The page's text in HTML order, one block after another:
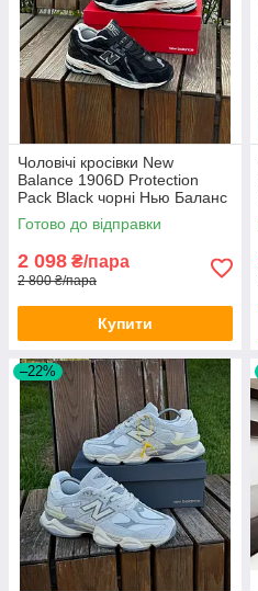
Чоловічі кросівки New
Balance 1906D Protection
Pack Black чорні Нью Баланс
замшеві весна літо
демісезонні
Готово до відправки
2 098 ₴/пара
2 800 ₴/пара
Купити
–22%